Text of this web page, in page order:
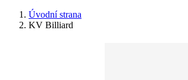
Úvodní strana
KV Billiard